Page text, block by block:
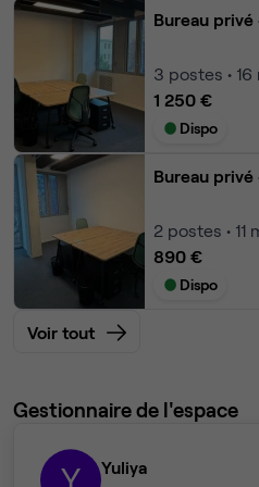
Bureau privé
3 postes • 16
1 250 €
Dispo
Bureau privé
2 postes • 11
890 €
Dispo
Voir tout
Gestionnaire de l'espace
Y Yuliya